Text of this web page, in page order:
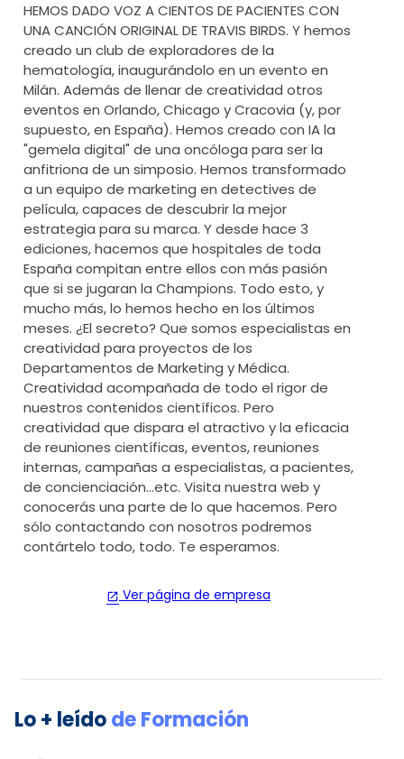
HEMOS DADO VOZ A CIENTOS DE PACIENTES CON
UNA CANCIÓN ORIGINAL DE TRAVIS BIRDS. Y hemos
creado un club de exploradores de la
hematología, inaugurándolo en un evento en
Milán. Además de llenar de creatividad otros
eventos en Orlando, Chicago y Cracovia (y, por
supuesto, en España). Hemos creado con IA la
"gemela digital" de una oncóloga para ser la
anfitriona de un simposio. Hemos transformado
a un equipo de marketing en detectives de
película, capaces de descubrir la mejor
estrategia para su marca. Y desde hace 3
ediciones, hacemos que hospitales de toda
España compitan entre ellos con más pasión
que si se jugaran la Champions. Todo esto, y
mucho más, lo hemos hecho en los últimos
meses. ¿El secreto? Que somos especialistas en
creatividad para proyectos de los
Departamentos de Marketing y Médica.
Creatividad acompañada de todo el rigor de
nuestros contenidos científicos. Pero
creatividad que dispara el atractivo y la eficacia
de reuniones científicas, eventos, reuniones
internas, campañas a especialistas, a pacientes,
de concienciación...etc. Visita nuestra web y
conocerás una parte de lo que hacemos. Pero
sólo contactando con nosotros podremos
contártelo todo, todo. Te esperamos.
open_in_new Ver página de empresa
Lo + leídodeFormación